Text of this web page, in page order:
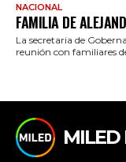
NACIONAL
FAMILIA DE
La secretaria de
reunión con familiares
MILED